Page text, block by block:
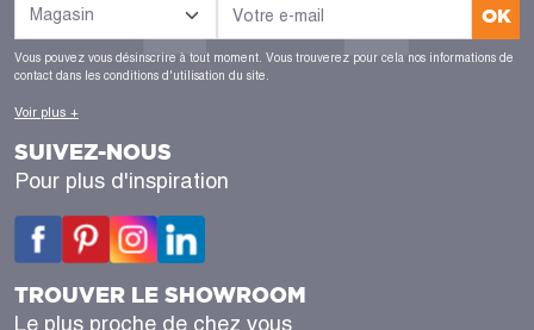
OK
Vous pouvez vous désinscrire à tout moment. Vous trouverez pour cela nos informations de
contact dans les conditions d'utilisation du site.
Voir plus +
SUIVEZ-NOUS
Pour plus d'inspiration
TROUVER LE SHOWROOM
Le plus proche de chez vous